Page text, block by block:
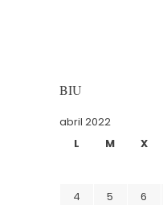
BIU
abril 2022
L
M X
4
5 6